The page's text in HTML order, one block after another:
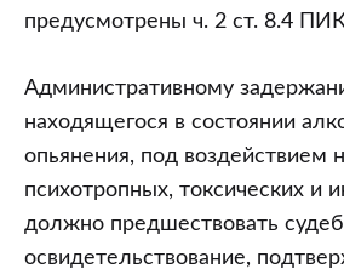
предусмотрены ч. 2 ст. 8.4
Административному
находящегося в состоянии
опьянения, под воздействием
психотропных, токсических и
должно предшествовать
освидетельствование,